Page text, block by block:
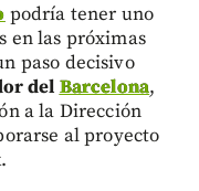
podría tener uno
en las próximas
paso decisivo
del Barcelona,
a la Dirección
al proyecto